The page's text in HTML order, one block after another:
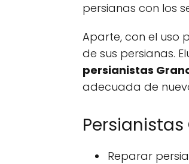
persianas con los
Aparte, con el uso
de sus persianas.
persianistas
adecuada de
Reparar